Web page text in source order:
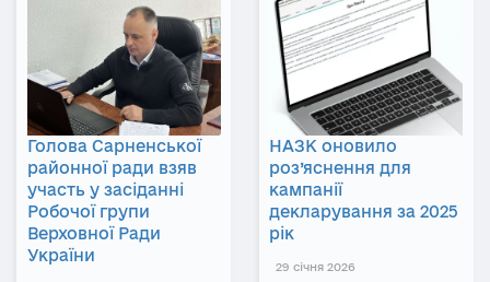
Голова Сарненської
районної ради взяв
участь у засіданні
Робочої групи
Верховної Ради
України
НАЗК оновило
роз’яснення для
кампанії
декларування за 2025
рік
29 січня 2026